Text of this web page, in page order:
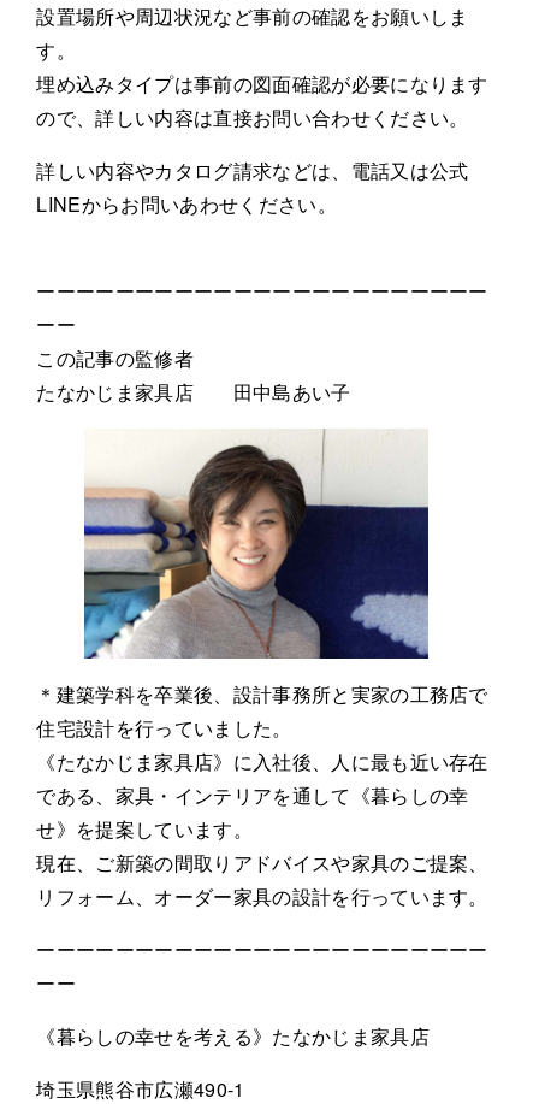
設置場所や周辺状況など事前の確認をお願いしま
す。
埋め込みタイプは事前の図面確認が必要になります
ので、詳しい内容は直接お問い合わせください。
詳しい内容やカタログ請求などは、電話又は公式
LINEからお問いあわせください。
ーーーーーーーーーーーーーーーーーーーーーーー
ーー
この記事の監修者
たなかじま家具店 田中島あい子
＊建築学科を卒業後、設計事務所と実家の工務店で
住宅設計を行っていました。
《たなかじま家具店》に入社後、人に最も近い存在
である、家具・インテリアを通して《暮らしの幸
せ》を提案しています。
現在、ご新築の間取りアドバイスや家具のご提案、
リフォーム、オーダー家具の設計を行っています。
ーーーーーーーーーーーーーーーーーーーーーーー
ーー
《暮らしの幸せを考える》たなかじま家具店
埼玉県熊谷市広瀬490-1